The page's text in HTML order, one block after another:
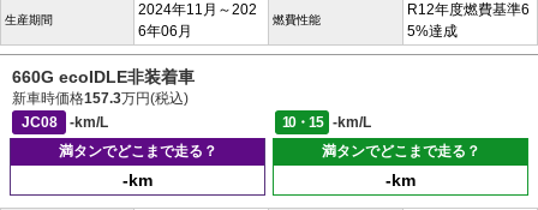
生産期間
2024年11月～202
6年06月
燃費性能
R12年度燃費基準6
5%達成
660G ecoIDLE非装着車
新車時価格157.3万円(税込)
JC08
-km/L 10・15
-km/L
満タンでどこまで走る？
-km
満タンでどこまで走る？
-km